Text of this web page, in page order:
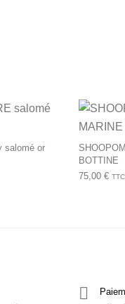
salomé or
BOTTINE
75,00 € TTC